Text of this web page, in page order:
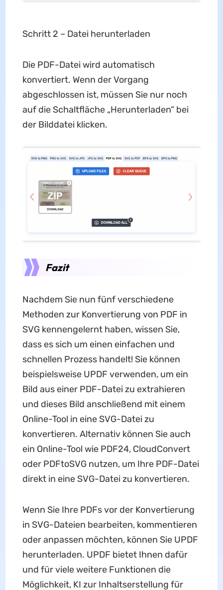
Schritt 2 – Datei herunterladen
Die PDF-Datei wird automatisch
konvertiert. Wenn der Vorgang
abgeschlossen ist, müssen Sie nur noch
auf die Schaltfläche „Herunterladen“ bei
der Bilddatei klicken.
Fazit
Nachdem Sie nun fünf verschiedene
Methoden zur Konvertierung von PDF in
SVG kennengelernt haben, wissen Sie,
dass es sich um einen einfachen und
schnellen Prozess handelt! Sie können
beispielsweise UPDF verwenden, um ein
Bild aus einer PDF-Datei zu extrahieren
und dieses Bild anschließend mit einem
Online-Tool in eine SVG-Datei zu
konvertieren. Alternativ können Sie auch
ein Online-Tool wie PDF24, CloudConvert
oder PDFtoSVG nutzen, um Ihre PDF-Datei
direkt in eine SVG-Datei zu konvertieren.
Wenn Sie Ihre PDFs vor der Konvertierung
in SVG-Dateien bearbeiten, kommentieren
oder anpassen möchten, können Sie UPDF
herunterladen. UPDF bietet Ihnen dafür
und für viele weitere Funktionen die
Möglichkeit, KI zur Inhaltserstellung für